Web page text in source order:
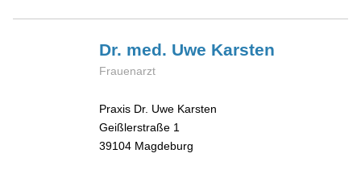
Dr. med. Uwe Karsten
Frauenarzt
Praxis Dr. Uwe Karsten
Geißlerstraße 1
39104 Magdeburg